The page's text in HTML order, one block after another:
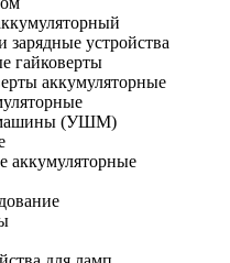
устройства
гайковерты
аккумуляторные
(УШМ)
аккумуляторные